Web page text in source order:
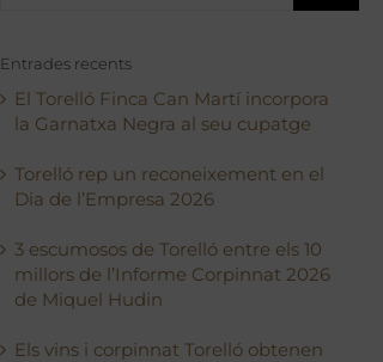
Entrades recents
El Torelló Finca Can Martí incorpora
la Garnatxa Negra al seu cupatge
Torelló rep un reconeixement en el
Dia de l’Empresa 2026
3 escumosos de Torelló entre els 10
millors de l’Informe Corpinnat 2026
de Miquel Hudin
Els vins i corpinnat Torelló obtenen